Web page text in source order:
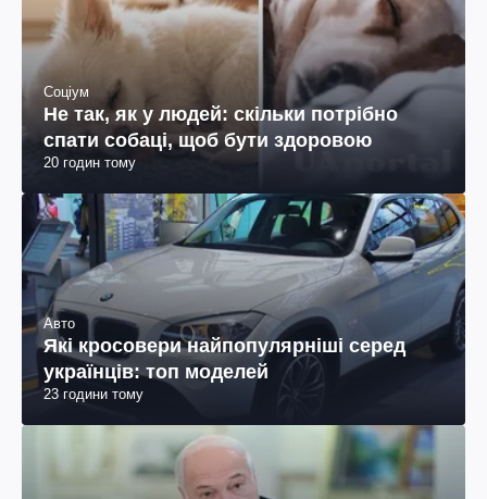
Соціум
Не так, як у людей: скільки потрібно
спати собаці, щоб бути здоровою
20 годин тому
Авто
Які кросовери найпопулярніші серед
українців: топ моделей
23 години тому